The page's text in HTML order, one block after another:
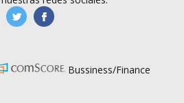
manufacturaGE
Bussiness/Finance